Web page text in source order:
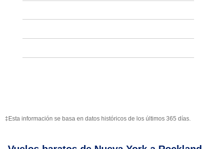
‡Esta información se basa en datos históricos de los últimos 365 días.